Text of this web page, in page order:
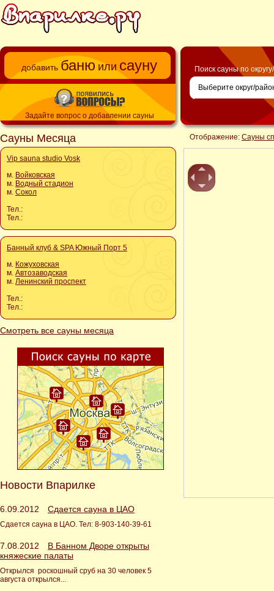
добавить баню или сауну
Задайте вопрос о добавлении сауны
Сауны Месяца
Vip sauna studio Vosk
м. Войковская
м. Водный стадион
м. Сокол
Тел.:
Тел.:
Банный клуб & SPA Южный Порт 5
м. Кожуховская
м. Автозаводская
м. Ленинский проспект
Тел.:
Тел.:
Смотреть все сауны месяца
Новости Впарилке
6.09.2012 Сдается сауна в ЦАО
Сдается сауна в ЦАО. Тел: 8-903-140-39-61
7.08.2012
В Банном Дворе открыты
княжеские палаты
Открылся роскошный сруб на 30 человек 5
августа открылся...
Поиск сауны по
Отображение: Сауны